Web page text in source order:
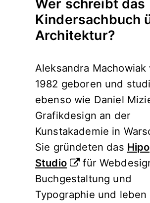
Wer schreibt das
Kindersachbuch
Architektur?
Aleksandra Machowiak
1982 geboren und
ebenso wie Daniel
Grafikdesign an der
Kunstakademie in
Sie gründeten das
Studio
für
Buchgestaltung und
Typographie und leben